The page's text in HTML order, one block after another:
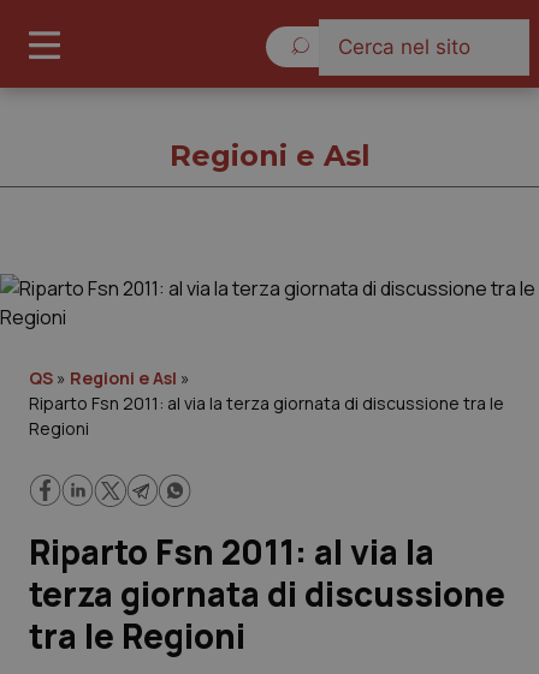
Governo e Parlamento
Regioni e Asl
Lavoro e Professioni
Scienza e Farmaci
Studi e Analisi
Regioni e Asl
QS » Regioni e Asl »
Riparto Fsn 2011: al via la terza giornata di discussione tra le
Regioni
Riparto Fsn 2011: al via la
terza giornata di discussione
tra le Regioni